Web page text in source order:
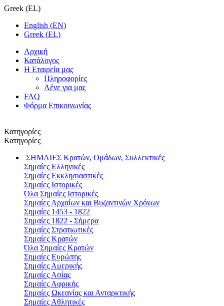
Greek (EL)
English (EN)
Greek (EL)
Αρχική
Κατάλογος
Η Εταιρεία μας
Πληροφορίες
Λένε για μας
FAQ
Φόρμα Επικοινωνίας
Κατηγορίες
Κατηγορίες
ΣΗΜΑΙΕΣ Κρατών, Ομάδων, Συλλεκτικές
Σημαίες Ελληνικές
Σημαίες Εκκλησιαστικές
Σημαίες Ιστορικές
Όλα Σημαίες Ιστορικές
Σημαίες Αρχαίων και Βυζαντινών Χρόνων
Σημαίες 1453 - 1822
Σημαίες 1822 - Σήμερα
Σημαίες Στρατιωτικές
Σημαίες Κρατών
Όλα Σημαίες Κρατών
Σημαίες Ευρώπης
Σημαίες Αμερικής
Σημαίες Ασίας
Σημαίες Αφρικής
Σημαίες Ωκεανίας και Ανταρκτικής
Σημαίες Αθλητικές